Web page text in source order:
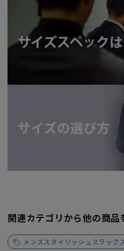
関連カテゴリから他の商品
メンズスタイリッシュスラック